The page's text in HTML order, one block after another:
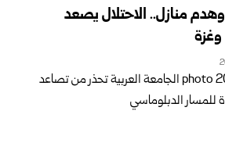
منازل.. الاحتلال يصعد
وغزة